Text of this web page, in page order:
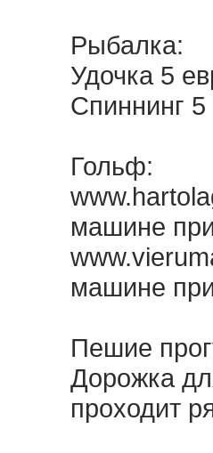
Рыбалка:
Удочка 5
Спиннинг 5
Гольф:
машине
машине
Пешие
Дорожка
проходит